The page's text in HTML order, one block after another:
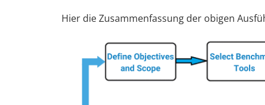
Hier die Zusammenfassung der obigen